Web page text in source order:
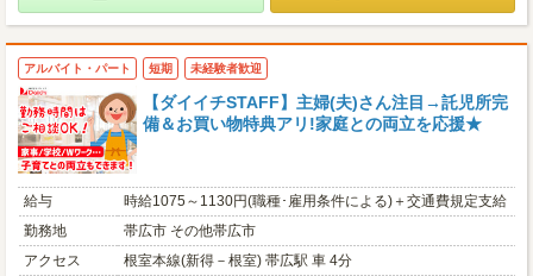
アルバイト・パート 短期 未経験者歓迎
【ダイイチSTAFF】主婦(夫)さん注目→託児所完
備＆お買い物特典アリ!家庭との両立を応援★
給与
時給1075～1130円(職種･雇用条件による)＋交通費規定支給
勤務地
帯広市 その他帯広市
アクセス
根室本線(新得－根室) 帯広駅 車 4分